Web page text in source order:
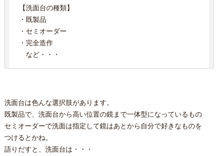
【洗面台の種類】
・既製品
・セミオーダー
・完全造作
など・・・
洗面台は色んな選択肢があります。
既製品で、洗面台から高い位置の鏡まで一体型になっているもの
セミオーダーで洗面は指定して鏡はあとから自分で好きなものを
つけるとかね。
語りだすと、洗面台は・・・